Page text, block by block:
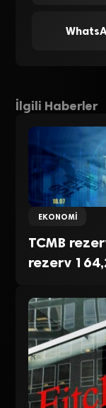
İlgili Haberler
EKONOMI
TCMB
rezerv